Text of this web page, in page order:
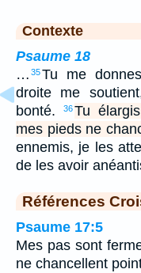
Contexte
Psaume 18
… 35Tu me
droite me
bonté.
36Tu
mes pieds ne
ennemis, je les
de les avoir
Références
Psaume 17:5
Mes pas sont
ne chancellent